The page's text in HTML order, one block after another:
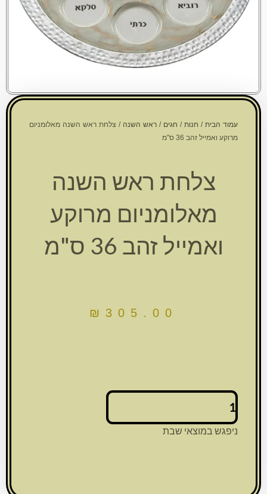
עמוד הבית / חנות / חגים / ראש השנה / צלחת ראש השנה מאלומניום
מרוקע ואמייל זהב 36 ס"מ
צלחת ראש השנה
מאלומניום מרוקע
ואמייל זהב 36 ס"מ
₪ 305.00
כמות
של
צלחת
ראש
ניפגש במוצאי שבת